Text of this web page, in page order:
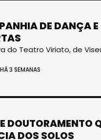
DE DANÇA
do Teatro Viriato, de
HÁ 3 SEMANAS
DOUTORAMENTO
DOS SOLOS